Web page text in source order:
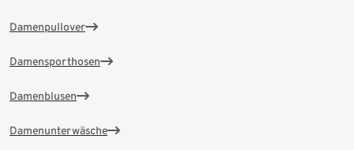
Damenpullover
Damensporthosen
Damenblusen
Damenunterwäsche